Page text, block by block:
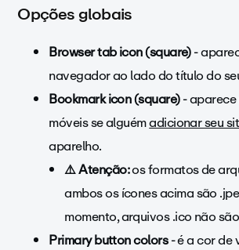
Opções globais
Browser tab icon (square)-
navegador ao lado do título do
Bookmark icon (square)-
móveis se alguémadicionar seu
aparelho.
⚠️ Atenção:os formatos de
ambos os ícones acima são
momento, arquivos .ico não
Primary button colors- é a cor de